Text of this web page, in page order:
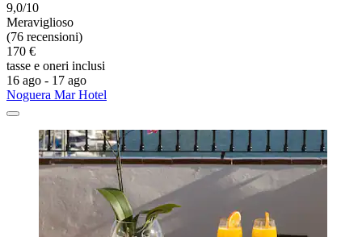
9,0/10
Meraviglioso
(76 recensioni)
170 €
tasse e oneri inclusi
16 ago - 17 ago
Noguera Mar Hotel